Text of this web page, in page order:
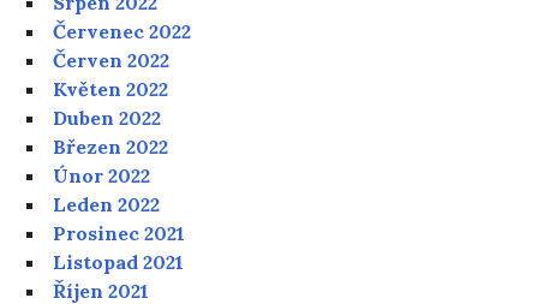
Červenec 2022
Červen 2022
Květen 2022
Duben 2022
Březen 2022
Únor 2022
Leden 2022
Prosinec 2021
Listopad 2021
Říjen 2021